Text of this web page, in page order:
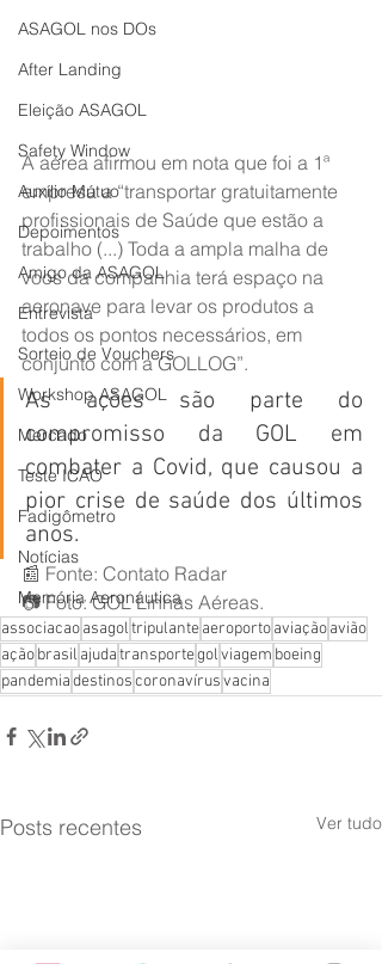
ASAGOL nos DOs
After Landing
Eleição ASAGOL
Safety Window
Auxílio Mútuo
Depoimentos
Amigo da ASAGOL
Entrevista
Sorteio de Vouchers
Workshop ASAGOL
Mercado
Teste ICAO
Fadigômetro
Notícias
Memória Aeronáutica
A aérea afirmou em nota que foi a 1ª
empresa a “transportar gratuitamente
profissionais de Saúde que estão a
trabalho (...) Toda a ampla malha de
voos da companhia terá espaço na
aeronave para levar os produtos a
todos os pontos necessários, em
conjunto com a GOLLOG”.
As ações são parte do
compromisso da GOL em
combater a Covid, que causou a
pior crise de saúde dos últimos
anos.
📰 Fonte: Contato Radar
📷 Foto: GOL Linhas Aéreas.
associacaoasagoltripulanteaeroportoaviaçãoavião
açãobrasil ajudatransportegolviagem boeing
pandemiadestinoscoronavírusvacina
Posts recentes Ver tudo